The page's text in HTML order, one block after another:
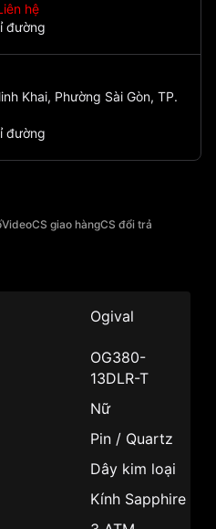
hệ
đường
Khai, Phường Sài Gòn, TP.
đường
VideoCS giao hàngCS đổi trả
Ogival
OG380-
13DLR-T
Nữ
Pin / Quartz
Dây kim loại
Kính Sapphire